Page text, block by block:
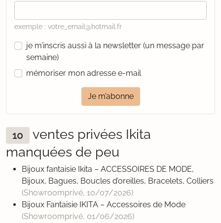
exemple : votre_email@hotmail.fr
je m’inscris aussi à la newsletter (un message par
semaine)
mémoriser mon adresse e-mail
Je m’abonne
10
ventes privées Ikita
manquées de peu
Bijoux fantaisie Ikita – ACCESSOIRES DE MODE,
Bijoux, Bagues, Boucles d’oreilles, Bracelets, Colliers
(Showroomprivé, 10/07/2026)
Bijoux Fantaisie IKITA – Accessoires de Mode
(Showroomprivé, 01/06/2026)